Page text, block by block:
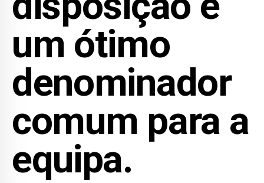
um ótimo
denominador
comum para a
equipa.